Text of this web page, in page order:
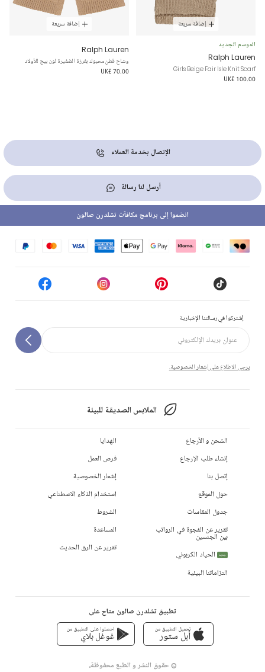
إضافة سريعة
الموسم الجديد
Ralph Lauren
Girls Beige Fair Isle Knit Scarf
UK£ 100.00
إضافة سريعة
Ralph Lauren
وشاح قطن محبوك بغرزة الضفيرة لون بيج للأولاد
UK£ 70.00
الإتصال بخدمة العملاء
أرسل لنا رسالة
إشتركوا في رسالتنا الإخبارية
يرجى الاطلاع على إشعار الخصوصية.
الملابس الصديقة للبيئة
انضموا إلى برنامج مكافآت تشلدرن صالون
الشحن و الأرجاع
إنشاء طلب الإرجاع
إتصل بنا
حول الموقع
جدول المقاسات
تقرير عن الفجوة في الرواتب
بين الجنسين
جديد
الحياد الكربوني
التزاماتنا البيئية
الهدايا
فرص العمل
إشعار الخصوصية
استخدام الذكاء الاصطناعي
الشروط
المساعدة
تقرير عن الرق الحديث
تطبيق تشلدرن صالون متاح على
تحميل التطبيق من
أبل ستور
احصلوا على التطبيق من
غوغل بلاي
© حقوق النشر و الطبع محفوظة،